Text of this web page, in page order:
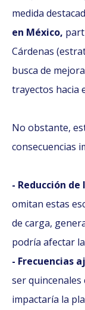
medida
en México,
Cárdenas
busca de
trayectos hacia
No obstante,
consecuencias
- Reducción de
omitan estas
de carga,
podría afectar
- Frecuencias
ser quincenales
impactaría la